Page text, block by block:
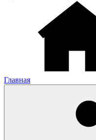
Главная